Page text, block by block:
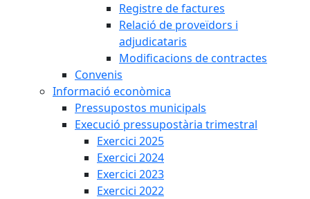
Registre de factures
Relació de proveïdors i
adjudicataris
Modificacions de contractes
Convenis
Informació econòmica
Pressupostos municipals
Execució pressupostària trimestral
Exercici 2025
Exercici 2024
Exercici 2023
Exercici 2022